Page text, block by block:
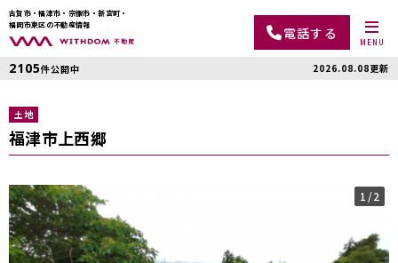
古賀市・福津市・宗像市・新宮町・
福岡市東区の不動産情報
電話する
MENU
2105件公開中 2026.08.08更新
土地
福津市上西郷
1 /2